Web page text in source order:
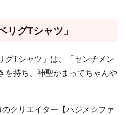
リグTシャツ」
グTシャツ」は、「センチメン
を持ち、神聖かまってちゃんや
のクリエイター【ハジメ☆ファ